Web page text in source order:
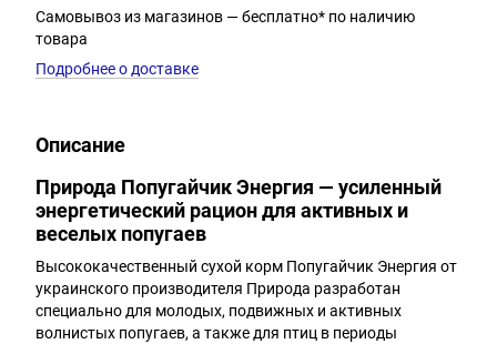
Самовывоз из магазинов — бесплатно* по наличию
товара
Подробнее о доставке
Описание
Природа Попугайчик Энергия — усиленный
энергетический рацион для активных и
веселых попугаев
Высококачественный сухой корм Попугайчик Энергия от
украинского производителя Природа разработан
специально для молодых, подвижных и активных
волнистых попугаев, а также для птиц в периоды